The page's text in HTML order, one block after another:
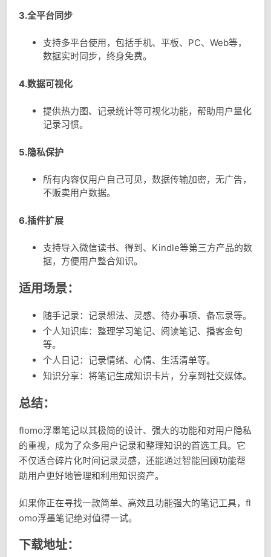
3.全平台同步
支持多平台使用，包括手机、平板、PC、Web等，
数据实时同步，终身免费。
4.数据可视化
提供热力图、记录统计等可视化功能，帮助用户量化
记录习惯。
5.隐私保护
所有内容仅用户自己可见，数据传输加密，无广告，
不贩卖用户数据。
6.插件扩展
支持导入微信读书、得到、Kindle等第三方产品的数
据，方便用户整合知识。
适用场景：
随手记录：记录想法、灵感、待办事项、备忘录等。
个人知识库：整理学习笔记、阅读笔记、播客金句
等。
个人日记：记录情绪、心情、生活清单等。
知识分享：将笔记生成知识卡片，分享到社交媒体。
总结：
flomo浮墨笔记以其极简的设计、强大的功能和对用户隐私
的重视，成为了众多用户记录和整理知识的首选工具。它
不仅适合碎片化时间记录灵感，还能通过智能回顾功能帮
助用户更好地管理和利用知识资产。
如果你正在寻找一款简单、高效且功能强大的笔记工具，fl
omo浮墨笔记绝对值得一试。
下载地址：